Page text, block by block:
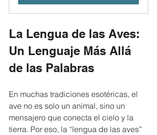
La Lengua de las Aves:
Un Lenguaje Más Allá
de las Palabras
En muchas tradiciones esotéricas, el
ave no es solo un animal, sino un
mensajero que conecta el cielo y la
tierra. Por eso, la “lengua de las aves”